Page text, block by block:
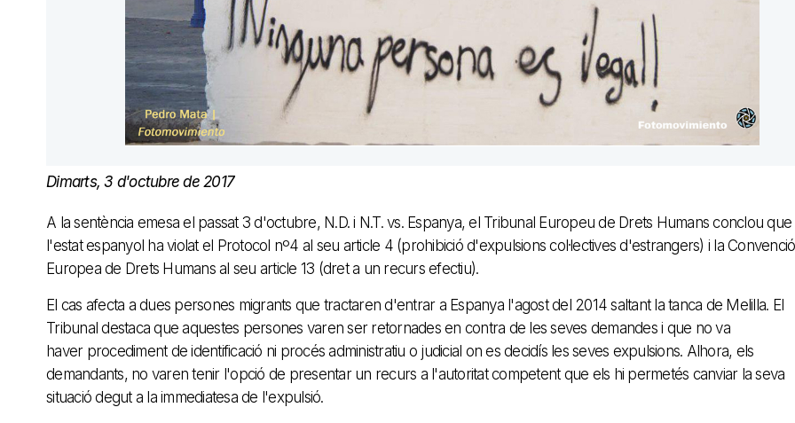
Dimarts, 3 d'octubre de 2017
A la sentència emesa el passat 3 d'octubre, N.D. i N.T. vs. Espanya, el Tribunal Europeu de Drets Humans conclou que
l'estat espanyol ha violat el Protocol nº4 al seu article 4 (prohibició d'expulsions col·lectives d'estrangers) i la Convenció
Europea de Drets Humans al seu article 13 (dret a un recurs efectiu).
El cas afecta a dues persones migrants que tractaren d'entrar a Espanya l'agost del 2014 saltant la tanca de Melilla. El
Tribunal destaca que aquestes persones varen ser retornades en contra de les seves demandes i que no va
haver procediment de identificació ni procés administratiu o judicial on es decidís les seves expulsions. Alhora, els
demandants, no varen tenir l'opció de presentar un recurs a l'autoritat competent que els hi permetés canviar la seva
situació degut a la immediatesa de l'expulsió.